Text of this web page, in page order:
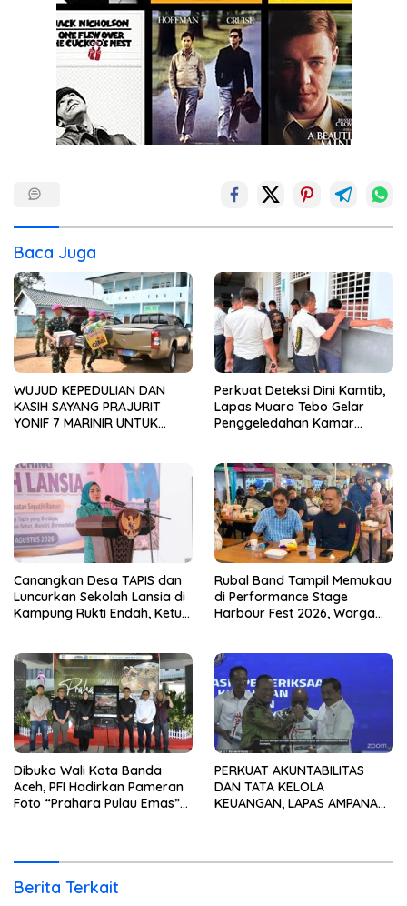
Baca Juga
WUJUD KEPEDULIAN DAN
KASIH SAYANG PRAJURIT
YONIF 7 MARINIR UNTUK
Perkuat Deteksi Dini Kamtib,
Lapas Muara Tebo Gelar
Penggeledahan Kamar
Canangkan Desa TAPIS dan
Luncurkan Sekolah Lansia di
Kampung Rukti Endah, Ketua
dari Desa
Rubal Band Tampil Memukau
di Performance Stage
Harbour Fest 2026, Warga
Terbaik
Dibuka Wali Kota Banda
Aceh, PFI Hadirkan Pameran
Foto “Prahara Pulau Emas”
PERKUAT AKUNTABILITAS
DAN TATA KELOLA
KEUANGAN, LAPAS AMPANA
Berita Terkait